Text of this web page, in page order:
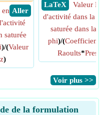
​ Aller
saturée
)/(Valeur
)
​ LaTeX
Valeur K
d'activité dans la loi
saturée dans la
phi)/(Coefficient
Raoults*
​Voir plus >>
de la formulation